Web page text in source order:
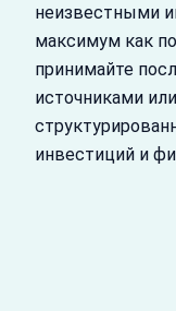
неизвестными
максимум как
принимайте
источниками
инвестиций и